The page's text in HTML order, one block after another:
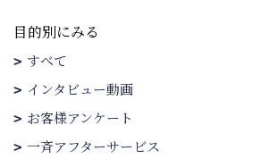
目的別にみる
すべて
インタビュー動画
お客様アンケート
一斉アフターサービス